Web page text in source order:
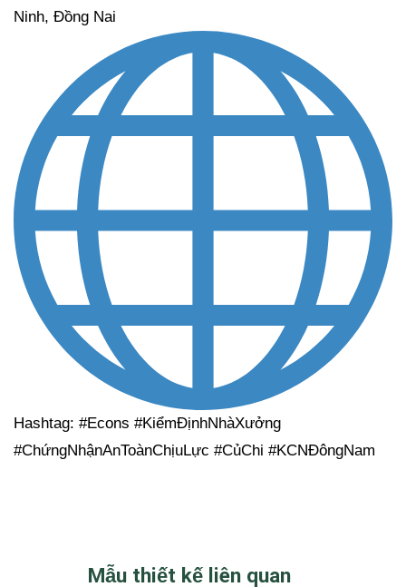
Ninh, Đồng Nai
Hashtag: #Econs #KiểmĐịnhNhàXưởng
#ChứngNhậnAnToànChịuLực #CủChi #KCNĐôngNam
Mẫu thiết kế liên quan